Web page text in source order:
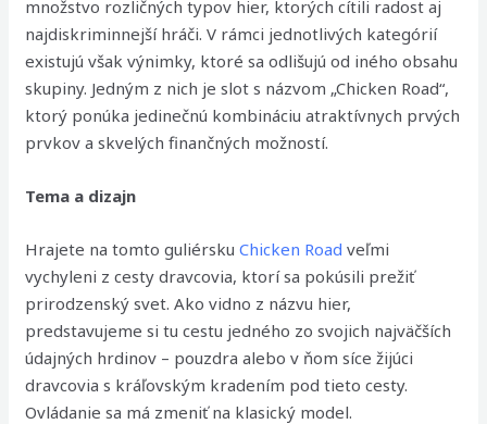
množstvo rozličných typov hier, ktorých cítili radost aj
najdiskriminnejší hráči. V rámci jednotlivých kategórií
existujú však výnimky, ktoré sa odlišujú od iného obsahu
skupiny. Jedným z nich je slot s názvom „Chicken Road“,
ktorý ponúka jedinečnú kombináciu atraktívnych prvých
prvkov a skvelých finančných možností.
Tema a dizajn
Hrajete na tomto guliérskuChicken Road veľmi
vychyleni z cesty dravcovia, ktorí sa pokúsili prežiť
prirodzenský svet. Ako vidno z názvu hier,
predstavujeme si tu cestu jedného zo svojich najväčších
údajných hrdinov – pouzdra alebo v ňom síce žijúci
dravcovia s kráľovským kradením pod tieto cesty.
Ovládanie sa má zmeniť na klasický model.